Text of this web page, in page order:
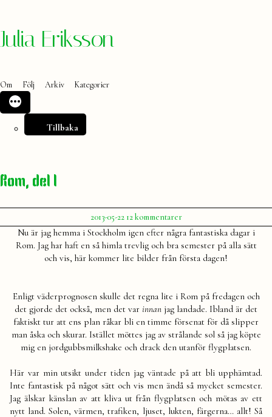
Hoppa
Julia Eriksson
Om Följ Arkiv Kategorier
Tillbaka
Rom, del I
Publicerat
av
Julia
2013-05-22 12 kommentarertill
Rom,
I
Nu är jag hemma i Stockholm igen efter några fantastiska dagar i
Rom. Jag har haft en så himla trevlig och bra semester på alla sätt
och vis, här kommer lite bilder från första dagen!
Enligt väderprognosen skulle det regna lite i Rom på fredagen och
det gjorde det också, men det var innan jag landade. Ibland är det
faktiskt tur att ens plan råkar bli en timme försenat för då slipper
man åska och skurar. Istället möttes jag av strålande sol så jag köpte
mig en jordgubbsmilkshake och drack den utanför flygplatsen.
Här var min utsikt under tiden jag väntade på att bli upphämtad.
Inte fantastisk på något sätt och vis men ändå så mycket semester.
Jag älskar känslan av att kliva ut från flygplatsen och mötas av ett
nytt land. Solen, värmen, trafiken, ljuset, lukten, färgerna… allt! Så